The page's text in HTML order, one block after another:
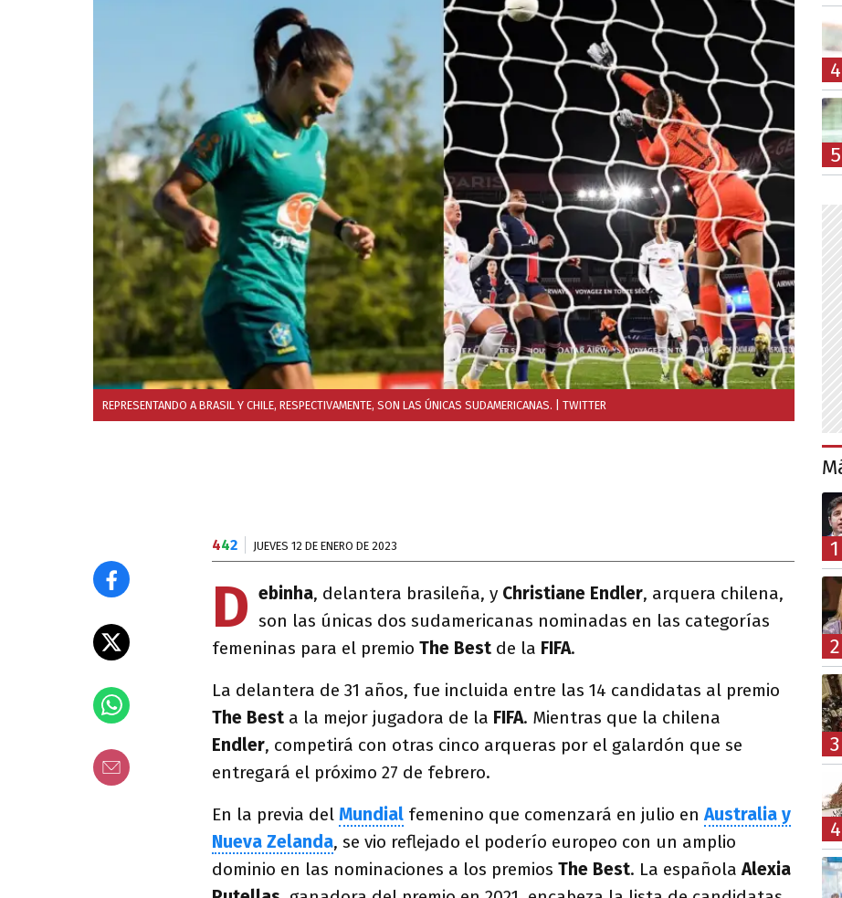
REPRESENTANDO A BRASIL Y CHILE, RESPECTIVAMENTE, SON LAS ÚNICAS SUDAMERICANAS. | TWITTER
442 JUEVES 12 DE ENERO DE 2023
D ebinha, delantera brasileña, y Christiane Endler, arquera chilena,
son las únicas dos sudamericanas nominadas en las categorías
femeninas para el premio The Best de la FIFA.
La delantera de 31 años, fue incluida entre las 14 candidatas al premio
The Best a la mejor jugadora de la FIFA. Mientras que la chilena
Endler, competirá con otras cinco arqueras por el galardón que se
entregará el próximo 27 de febrero.
En la previa del Mundial femenino que comenzará en julio enAustralia y
Nueva Zelanda, se vio reflejado el poderío europeo con un amplio
dominio en las nominaciones a los premios The Best. La españolaAlexia
4
5
1
2
3
4